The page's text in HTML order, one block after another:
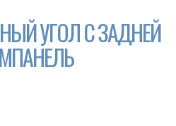
УГОЛ С ЗАДНЕЙ